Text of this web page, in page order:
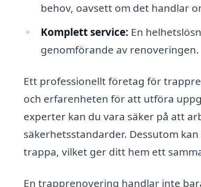
behov, oavsett om det handlar
Komplett service: En
genomförande av renoveringen.
Ett professionellt företag för
och erfarenheten för att utföra
experter kan du vara säker på att
säkerhetsstandarder. Dessutom
trappa, vilket ger ditt hem ett
En trapprenovering handlar inte